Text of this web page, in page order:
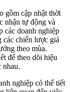
gồm cập nhật thời
nhận tự động và
các doanh nghiệp
các chiến lược giá
theo mùa.
để theo dõi hiệu
nhau.
nghiệp có thể tiết